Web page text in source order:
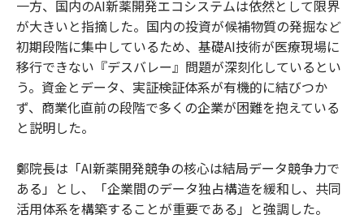
一方、国内のAI新薬開発エコシステムは依然として限界
が大きいと指摘した。国内の投資が候補物質の発掘など
初期段階に集中しているため、基礎AI技術が医療現場に
移行できない『デスバレー』問題が深刻化しているとい
う。資金とデータ、実証検証体系が有機的に結びつか
ず、商業化直前の段階で多くの企業が困難を抱えている
と説明した。
鄭院長は「AI新薬開発競争の核心は結局データ競争力で
ある」とし、「企業間のデータ独占構造を緩和し、共同
活用体系を構築することが重要である」と強調した。